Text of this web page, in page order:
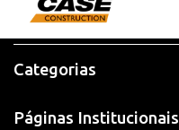
Categorias
Páginas Institucionais